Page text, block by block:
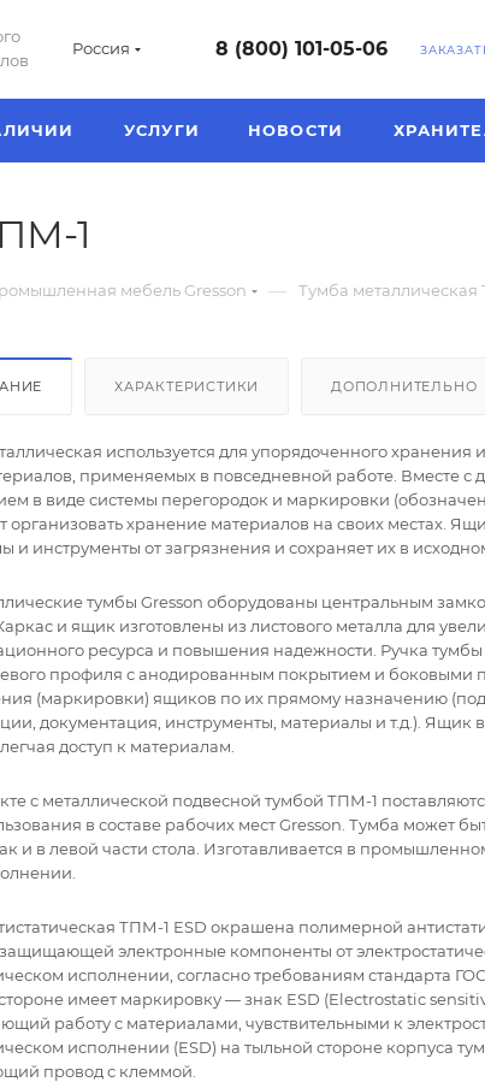
Россия 8 (800) 101-05-06
УСЛУГИ НОВОСТИ
1
мебель Gresson — Тумба металлическая
ХАРАКТЕРИСТИКИ ДОПОЛНИТЕЛЬНО
используется для упорядоченного хранения
применяемых в повседневной работе. Вместе с
в виде системы перегородок и маркировки
организовать хранение материалов на своих местах.
и инструменты от загрязнения и сохраняет их в
тумбы Gresson оборудованы центральным
и ящик изготовлены из листового металла для
ресурса и повышения надежности. Ручка тумбы
профиля с анодированным покрытием и боковыми
(маркировки) ящиков по их прямому назначению
документация, инструменты, материалы и т.д.). Ящик
доступ к материалам.
с металлической подвесной тумбой ТПМ-1
в составе рабочих мест Gresson. Тумба может
и в левой части стола. Изготавливается в
ТПМ-1 ESD окрашена полимерной
электронные компоненты от
исполнении, согласно требованиям стандарта
имеет маркировку — знак ESD (Electrostatic
работу с материалами, чувствительными к
исполнении (ESD) на тыльной стороне корпуса
провод с клеммой.